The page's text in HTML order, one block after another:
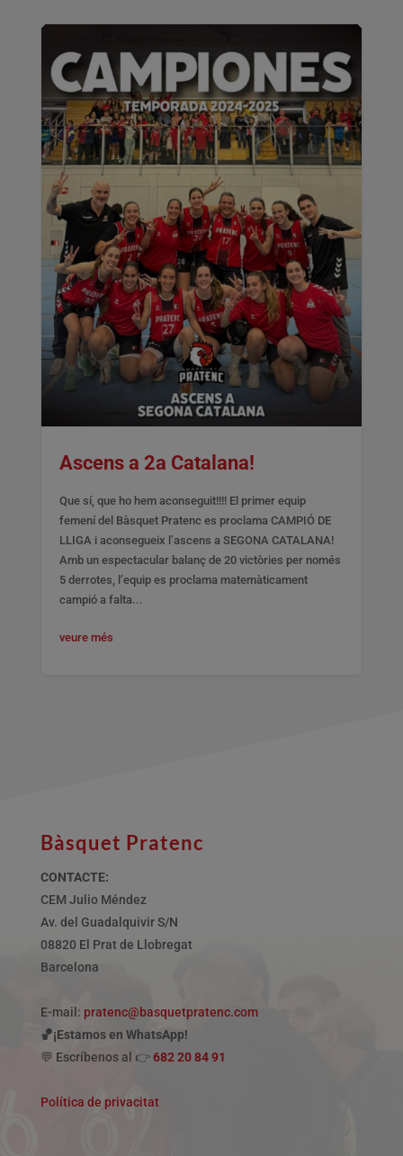
Ascens a 2a Catalana!
Que sí, que ho hem aconseguit!!!! El primer equip
femení del Bàsquet Pratenc es proclama CAMPIÓ DE
LLIGA i aconsegueix l’ascens a SEGONA CATALANA!
Amb un espectacular balanç de 20 victòries per només
5 derrotes, l’equip es proclama matemàticament
campió a falta...
veure més
Bàsquet Pratenc
CONTACTE:
CEM Julio Méndez
Av. del Guadalquivir S/N
08820 El Prat de Llobregat
Barcelona
E-mail: pratenc@basquetpratenc.com
🏀¡Estamos en WhatsApp!
💬 Escríbenos al 👉682 20 84 91
Política de privacitat